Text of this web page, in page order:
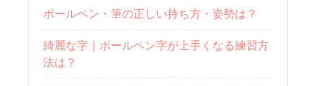
ボールペン・筆の正しい持ち方・姿勢は？
綺麗な字｜ボールペン字が上手くなる練習方
法は？